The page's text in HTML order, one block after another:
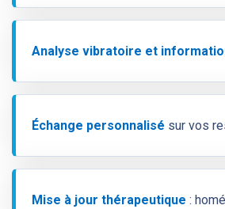
Analyse vibratoire et
Échange personnalisé sur vos
Mise à jour thérapeutique :